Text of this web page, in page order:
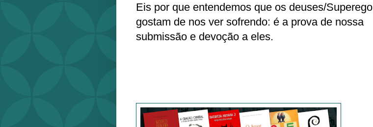
Eis por que entendemos que os deuses/Superego
gostam de nos ver sofrendo: é a prova de nossa
submissão e devoção a eles.